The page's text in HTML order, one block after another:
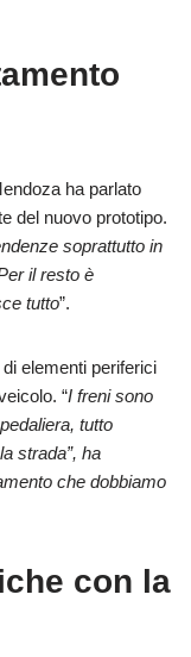
ha parlato
del nuovo prototipo.
soprattutto in
il resto è
tutto”.
elementi periferici
“I freni sono
tutto
strada”, ha
che dobbiamo
con la